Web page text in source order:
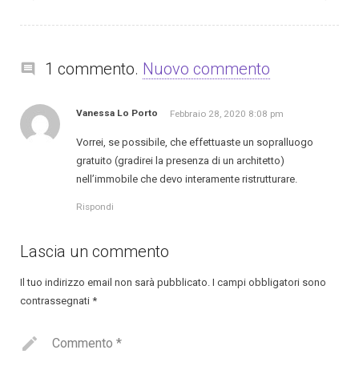
1 commento. Nuovo commento
Vanessa Lo Porto Febbraio 28, 2020 8:08 pm
Vorrei, se possibile, che effettuaste un sopralluogo
gratuito (gradirei la presenza di un architetto)
nell’immobile che devo interamente ristrutturare.
Rispondi
Lascia un commento
Il tuo indirizzo email non sarà pubblicato. I campi obbligatori sono
contrassegnati *
Commento *